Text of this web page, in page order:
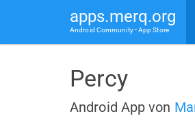
apps.merq.org
Android Community • App Store
Percy
Android App von